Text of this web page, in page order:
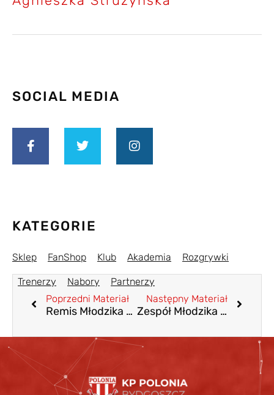
SOCIAL MEDIA
KATEGORIE
Sklep FanShop Klub Akademia Rozgrywki
Trenerzy Nabory
Partnerzy
Poprzedni Materiał
Remis Młodzika D1, przegrana Trampkarza C2
Następny Materiał
Zespół Młodzika D1 wygrywa „Norkowski Cup”